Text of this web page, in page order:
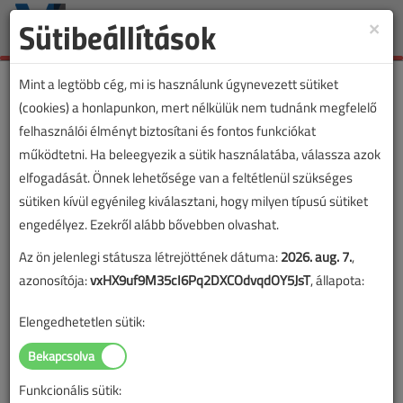
Toggle
×
Sütibeállítások
Mint a legtöbb cég, mi is használunk úgynevezett sütiket
(cookies) a honlapunkon, mert nélkülük nem tudnánk megfelelő
felhasználói élményt biztosítani és fontos funkciókat
működtetni. Ha beleegyezik a sütik használatába, válassza azok
elfogadását. Önnek lehetősége van a feltétlenül szükséges
sütiken kívül egyénileg kiválasztani, hogy milyen típusú sütiket
engedélyez. Ezekről alább bővebben olvashat.
Az ön jelenlegi státusza létrejöttének dátuma:2026. aug. 7.,
azonosítója:vxHX9uf9M35cI6Pq2DXCOdvqdOY5JsT, állapota:
Elengedhetetlen sütik:
Funkcionális sütik: